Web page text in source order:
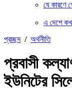
যে কারণে
এ দেশে
প্রচ্ছদ / অর্থনীতি
প্রবাসী
ইউনিটের